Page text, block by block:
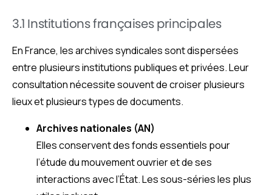
3.1 Institutions françaises principales
En France, les archives syndicales sont dispersées
entre plusieurs institutions publiques et privées. Leur
consultation nécessite souvent de croiser plusieurs
lieux et plusieurs types de documents.
Archives nationales (AN)
Elles conservent des fonds essentiels pour
l’étude du mouvement ouvrier et de ses
interactions avec l’État. Les sous-séries les plus